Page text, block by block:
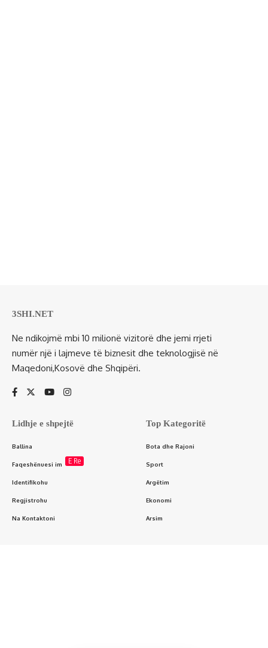
3SHI.NET
Ne ndikojmë mbi 10 milionë vizitorë dhe jemi rrjeti
numër një i lajmeve të biznesit dhe teknologjisë në
Maqedoni,Kosovë dhe Shqipëri.
Lidhje e shpejtë
Ballina
Faqeshënuesi im E Re
Identifikohu
Regjistrohu
Na Kontaktoni
Top Kategoritë
Bota dhe Rajoni
Sport
Argëtim
Ekonomi
Arsim